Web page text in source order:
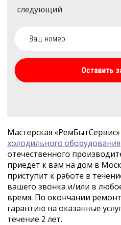
следующий
Оставить
Мастерская
холодильного оборудования
отечественного
приедет к вам на дом в
приступит к работе в
вашего звонка и/или в
время. По окончании
гарантию на оказанные
течение 2 лет.